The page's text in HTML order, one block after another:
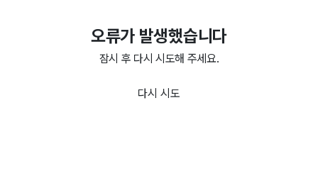
오류가 발생했습니다
잠시 후 다시 시도해 주세요.
다시 시도